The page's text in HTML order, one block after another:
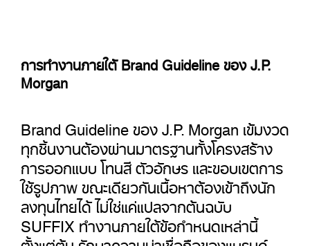
การทำงานภายใต้ Brand Guideline ของ J.P.
Morgan
Brand Guideline ของ J.P. Morgan เข้มงวด
ทุกชิ้นงานต้องผ่านมาตรฐานทั้งโครงสร้าง
การออกแบบ โทนสี ตัวอักษร และขอบเขตการ
ใช้รูปภาพ ขณะเดียวกันเนื้อหาต้องเข้าถึงนัก
ลงทุนไทยได้ ไม่ใช่แค่แปลจากต้นฉบับ
SUFFIX ทำงานภายใต้ข้อกำหนดเหล่านี้